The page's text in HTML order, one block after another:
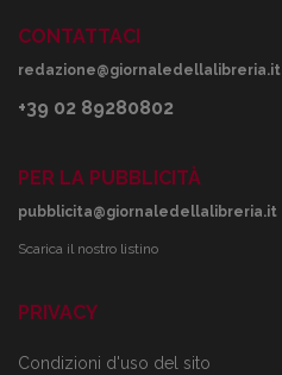
CONTATTACI
redazione@giornaledellalibreria.it
+39 02 89280802
PER LA PUBBLICITÀ
pubblicita@giornaledellalibreria.it
Scarica il nostro listino
PRIVACY
Condizioni d'uso del sito